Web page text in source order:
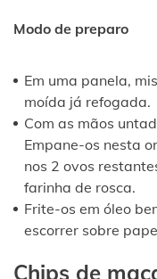
Modo de preparo
Em uma panela,
moída já refogada.
Com as mãos
Empane-os nesta
nos 2 ovos
farinha de rosca.
Frite-os em óleo
escorrer sobre
Chips de